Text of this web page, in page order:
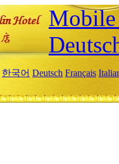
한국어 Deutsch Français